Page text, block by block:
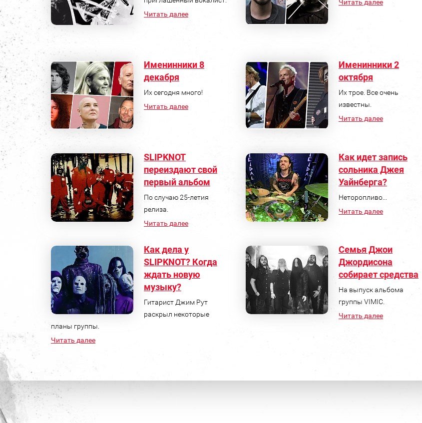
Читать далее
Читать далее
Именинники 8
декабря
Их сегодня много!
Читать далее
Именинники 2
октября
Их трое. Все очень
известны.
Читать далее
SLIPKNOT
переиздают свой
первый альбом
По случаю 25-летия
релиза.
Читать далее
Как идет запись
сольника Джея
Уайнберга?
Неторопливо...
Читать далее
Как дела у
SLIPKNOT? Когда
ждать новую
музыку?
Гитарист Джим Рут
раскрыл некоторые
планы группы.
Читать далее
Семья Джои
Джордисона
собирает средства
На выпуск альбома
группы VIMIC.
Читать далее